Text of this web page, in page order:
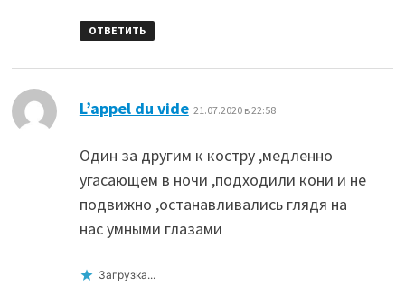
ОТВЕТИТЬ
L’appel du vide: 21.07.2020 в 22:58
Один за другим к костру ,медленно
угасающем в ночи ,подходили кони и не
подвижно ,останавливались глядя на
нас умными глазами
Загрузка...